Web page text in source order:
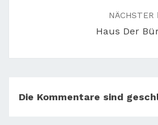
NÄCHSTER
Haus Der
Die Kommentare sind